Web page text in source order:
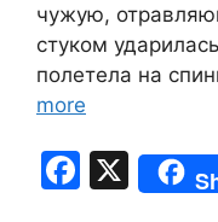
чужую,
стуком
полетела на
more
F
X